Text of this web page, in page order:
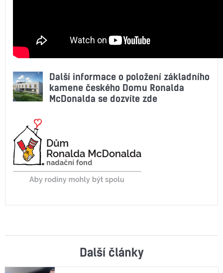
Další informace o položení základního
kamene českého Domu Ronalda
McDonalda se dozvíte zde
Další články